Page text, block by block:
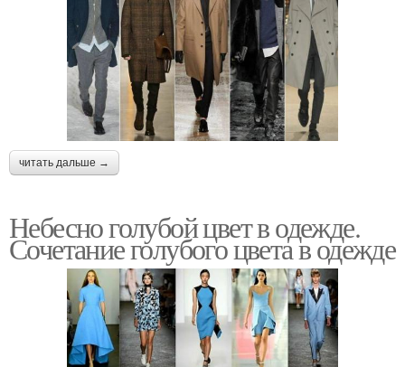
читать дальше →
Небесно голубой цвет в одежде.
Сочетание голубого цвета в одежде